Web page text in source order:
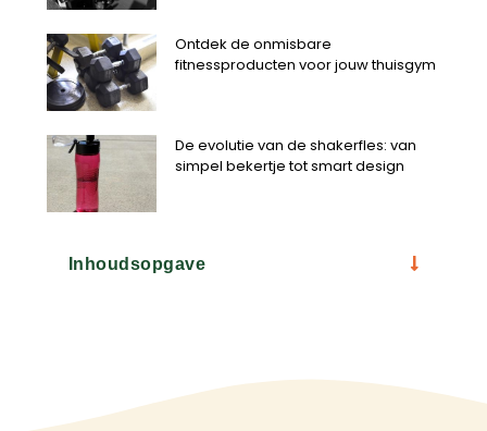
Ontdek de onmisbare
fitnessproducten voor jouw thuisgym
De evolutie van de shakerfles: van
simpel bekertje tot smart design
Inhoudsopgave